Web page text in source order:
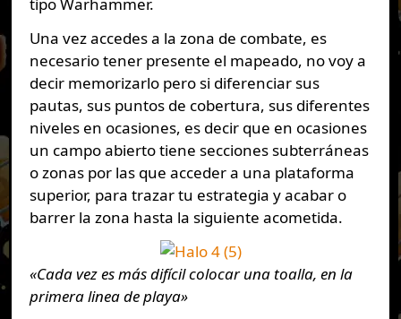
tipo Warhammer.
Una vez accedes a la zona de combate, es
necesario tener presente el mapeado, no voy a
decir memorizarlo pero si diferenciar sus
pautas, sus puntos de cobertura, sus diferentes
niveles en ocasiones, es decir que en ocasiones
un campo abierto tiene secciones subterráneas
o zonas por las que acceder a una plataforma
superior, para trazar tu estrategia y acabar o
barrer la zona hasta la siguiente acometida.
«Cada vez es más difícil colocar una toalla, en la
primera linea de playa»